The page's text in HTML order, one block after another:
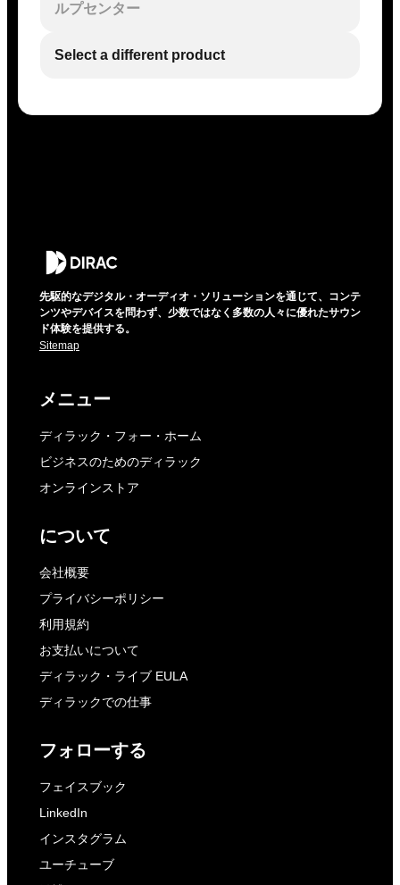
ルプセンター
Select a different product
先駆的なデジタル・オーディオ・ソリューションを通じて、コンテ
ンツやデバイスを問わず、少数ではなく多数の人々に優れたサウン
ド体験を提供する。
Sitemap
メニュー
ディラック・フォー・ホーム
ビジネスのためのディラック
オンラインストア
について
会社概要
プライバシーポリシー
利用規約
お支払いについて
ディラック・ライブ EULA
ディラックでの仕事
フォローする
フェイスブック
LinkedIn
インスタグラム
ユーチューブ